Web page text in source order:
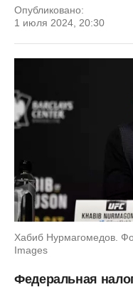
Опубликовано:
1 июля 2024, 20:30
Хабиб Нурмагомедов.
Images
Федеральная